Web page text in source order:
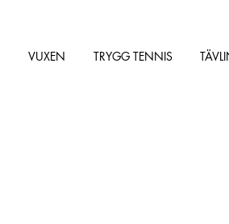
VUXEN TRYGG TENNIS